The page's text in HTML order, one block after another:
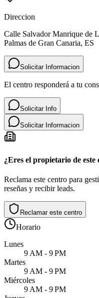
Direccion
Calle Salvador Manrique de
Palmas de Gran Canaria, ES
Solicitar Informacion
El centro responderá a tu
Solicitar Info
Solicitar Informacion
¿Eres el propietario de este
Reclama este centro para
reseñas y recibir leads.
Reclamar este centro
Horario
Lunes
9 AM - 9 PM
Martes
9 AM - 9 PM
Miércoles
9 AM - 9 PM